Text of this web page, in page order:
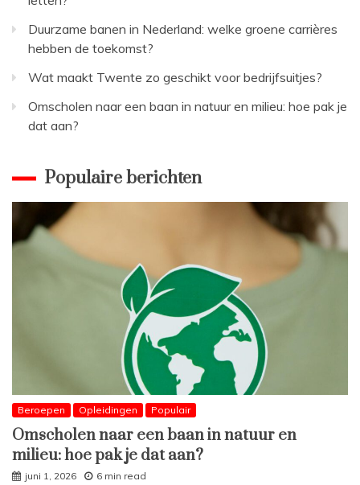
Duurzame banen in Nederland: welke groene carrières
hebben de toekomst?
Wat maakt Twente zo geschikt voor bedrijfsuitjes?
Omscholen naar een baan in natuur en milieu: hoe pak je
dat aan?
Populaire berichten
Beroepen Opleidingen Populair
Omscholen naar een baan in natuur en
milieu: hoe pak je dat aan?
juni 1, 2026 6 min read